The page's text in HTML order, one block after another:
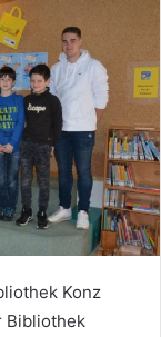
Konz
Bibliothek